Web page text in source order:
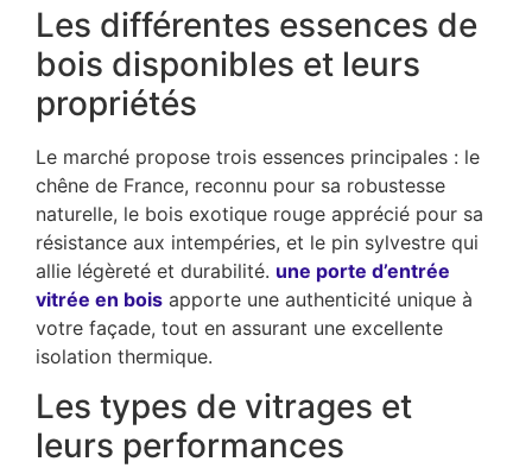
Les différentes essences de
bois disponibles et leurs
propriétés
Le marché propose trois essences principales : le
chêne de France, reconnu pour sa robustesse
naturelle, le bois exotique rouge apprécié pour sa
résistance aux intempéries, et le pin sylvestre qui
allie légèreté et durabilité. une porte d’entrée
vitrée en bois apporte une authenticité unique à
votre façade, tout en assurant une excellente
isolation thermique.
Les types de vitrages et
leurs performances